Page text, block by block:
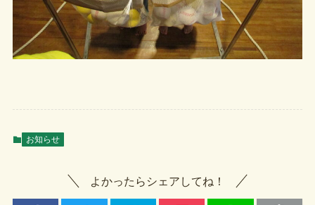
お知らせ
よかったらシェアしてね！